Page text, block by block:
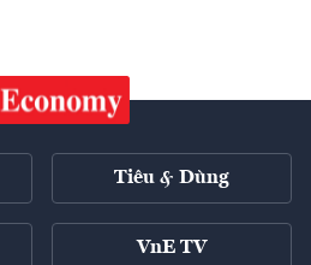
Tiêu & Dùng
VnE TV